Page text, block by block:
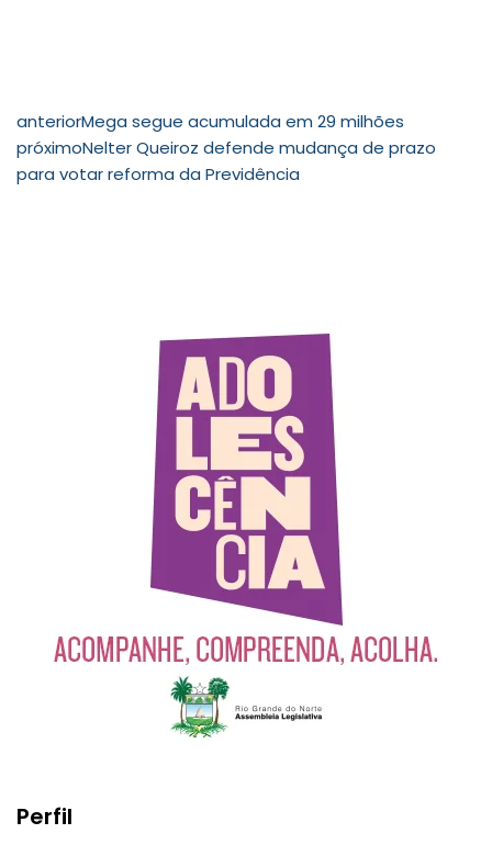
anteriorMega segue acumulada em 29 milhões
próximoNelter Queiroz defende mudança de prazo
para votar reforma da Previdência
Perfil